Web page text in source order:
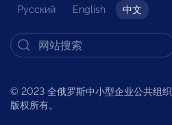
Русский English 中文
© 2023 全俄罗斯中小型企业公共组织
版权所有。